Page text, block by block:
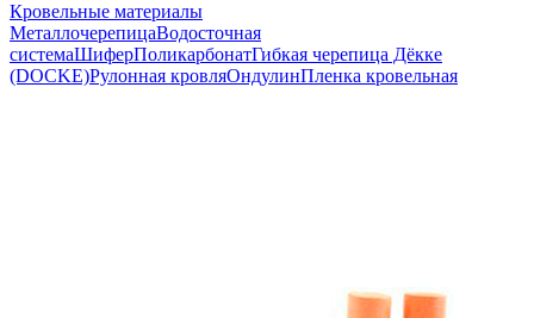
Кровельные материалы
МеталлочерепицаВодосточная
системаШиферПоликарбонатГибкая черепица Дёкке
(DOCKE)Рулонная кровляОндулинПленка кровельная